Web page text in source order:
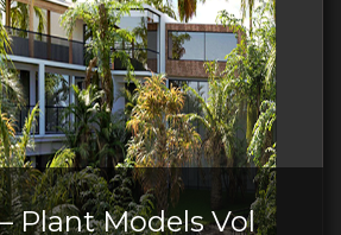
Plant Models Vol